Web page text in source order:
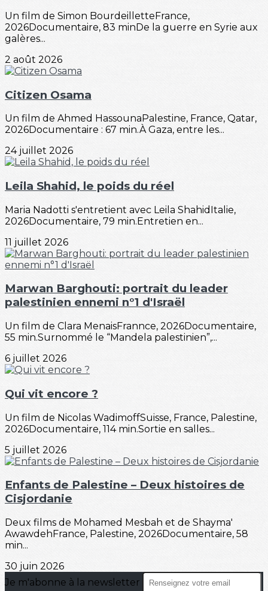
Un film de Simon BourdeilletteFrance,
2026Documentaire, 83 minDe la guerre en Syrie aux
galères...
2 août 2026
Citizen Osama
Un film de Ahmed HassounaPalestine, France, Qatar,
2026Documentaire : 67 min.À Gaza, entre les...
24 juillet 2026
Leila Shahid, le poids du réel
Maria Nadotti s'entretient avec Leila ShahidItalie,
2026Documentaire, 79 min.Entretien en...
11 juillet 2026
Marwan Barghouti: portrait du leader
palestinien ennemi n°1 d'Israël
Un film de Clara MenaisFrannce, 2026Documentaire,
55 min.Surnommé le “Mandela palestinien”,...
6 juillet 2026
Qui vit encore ?
Un film de Nicolas WadimoffSuisse, France, Palestine,
2026Documentaire, 114 min.Sortie en salles...
5 juillet 2026
Enfants de Palestine – Deux histoires de
Cisjordanie
Deux films de Mohamed Mesbah et de Shayma'
AwawdehFrance, Palestine, 2026Documentaire, 58
min...
30 juin 2026
Je m'abonne à la newsletter